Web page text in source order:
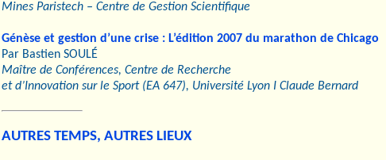
Mines Paristech – Centre de Gestion Scientifique
Génèse et gestion d’une crise : L’édition 2007 du marathon de Chicago
Par Bastien SOULÉ
Maître de Conférences, Centre de Recherche
et d’Innovation sur le Sport (EA 647), Université Lyon I Claude Bernard
AUTRES TEMPS, AUTRES LIEUX